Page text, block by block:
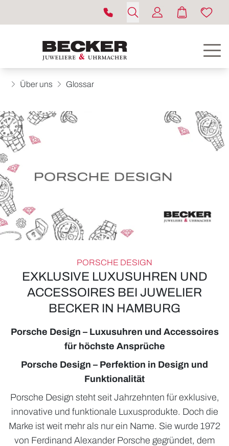
ROLEX
UHREN
SCHMUCK
ACCESSOIRES
ÜBER UNS
Über uns Glossar
PORSCHE DESIGN
EXKLUSIVE LUXUSUHREN UND
ACCESSOIRES BEI JUWELIER
BECKER IN HAMBURG
Porsche Design – Luxusuhren und Accessoires
für höchste Ansprüche
Porsche Design – Perfektion in Design und
Funktionalität
Porsche Design steht seit Jahrzehnten für exklusive,
innovative und funktionale Luxusprodukte. Doch die
Marke ist weit mehr als nur ein Name. Sie wurde 1972
von Ferdinand Alexander Porsche gegründet, dem